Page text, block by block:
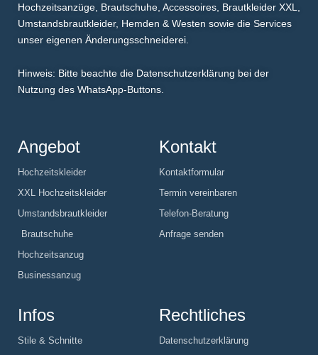
Hochzeitsanzüge Brautschuhe Accessoires Brautkleider XXL
Umstandsbrautkleider, Hemden & Westen sowie die Services
unser eigenen Änderungsschneiderei
Hinweis: Bitte beachte die Datenschutzerklärung bei der
Nutzung des WhatsApp-Buttons.
Angebot
Hochzeitskleider
XXL Hochzeitskleider
Umstandsbrautkleider
Brautschuhe
Hochzeitsanzug
Businessanzug
Kontakt
Kontaktformular
Termin vereinbaren
Telefon-Beratung
Anfrage senden
Infos
Stile & Schnitte
Rechtliches
Datenschutzerklärung